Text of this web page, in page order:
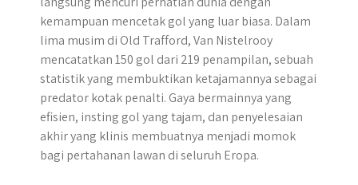
kemampuan mencetak gol yang luar biasa. Dalam
lima musim di Old Trafford, Van Nistelrooy
mencatatkan 150 gol dari 219 penampilan, sebuah
statistik yang membuktikan ketajamannya sebagai
predator kotak penalti. Gaya bermainnya yang
efisien, insting gol yang tajam, dan penyelesaian
akhir yang klinis membuatnya menjadi momok
bagi pertahanan lawan di seluruh Eropa.